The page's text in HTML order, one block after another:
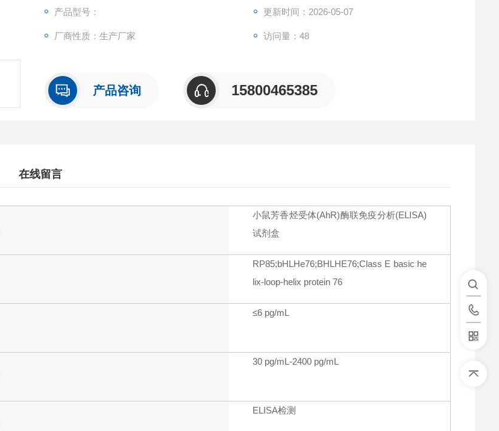
可检测样本中的：Mouse Aryl Hydrocarbon Receptor (AhR)，且与其它相关蛋白无明显交叉反应。
批内，批间差均<10%。
产品型号： 更新时间：2026-05-07
厂商性质：生产厂家 访问量：48
产品咨询 15800465385
在线留言
小鼠芳香烃受体(AhR)酶联免疫分析(ELISA)
试剂盒
RP85;bHLHe76;BHLHE76;Class E basic he
lix-loop-helix protein 76
≤6 pg/mL
30 pg/mL-2400 pg/mL
ELISA检测